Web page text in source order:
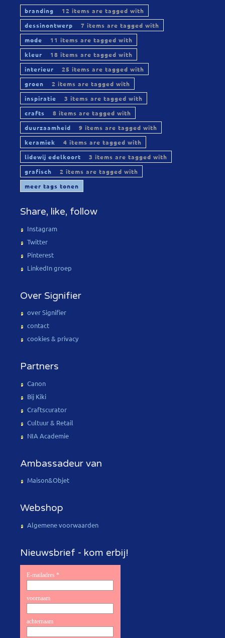
branding
12 items are tagged with
dessinontwerp
7 items are tagged with
mode
11 items are tagged with
kleur
18 items are tagged with
interieur
25 items are tagged with
groen
2 items are tagged with
inspiratie
3 items are tagged with
crafts
8 items are tagged with
duurzaamheid
9 items are tagged with
keramiek
4 items are tagged with
lidewij edelkoort
3 items are tagged with
grafisch
2 items are tagged with
meer tags tonen
Share, like, follow
Instagram
Twitter
Pinterest
LinkedIn groep
Over Signifier
over Signifier
contact
cookies & privacy
Partners
Canon
Bij Kiki
Craftscurator
Cultuur & Retail
NIA Academie
Ambassadeur van
Maison&Objet
Webshop
Algemene voorwaarden
Nieuwsbrief - kom erbij!